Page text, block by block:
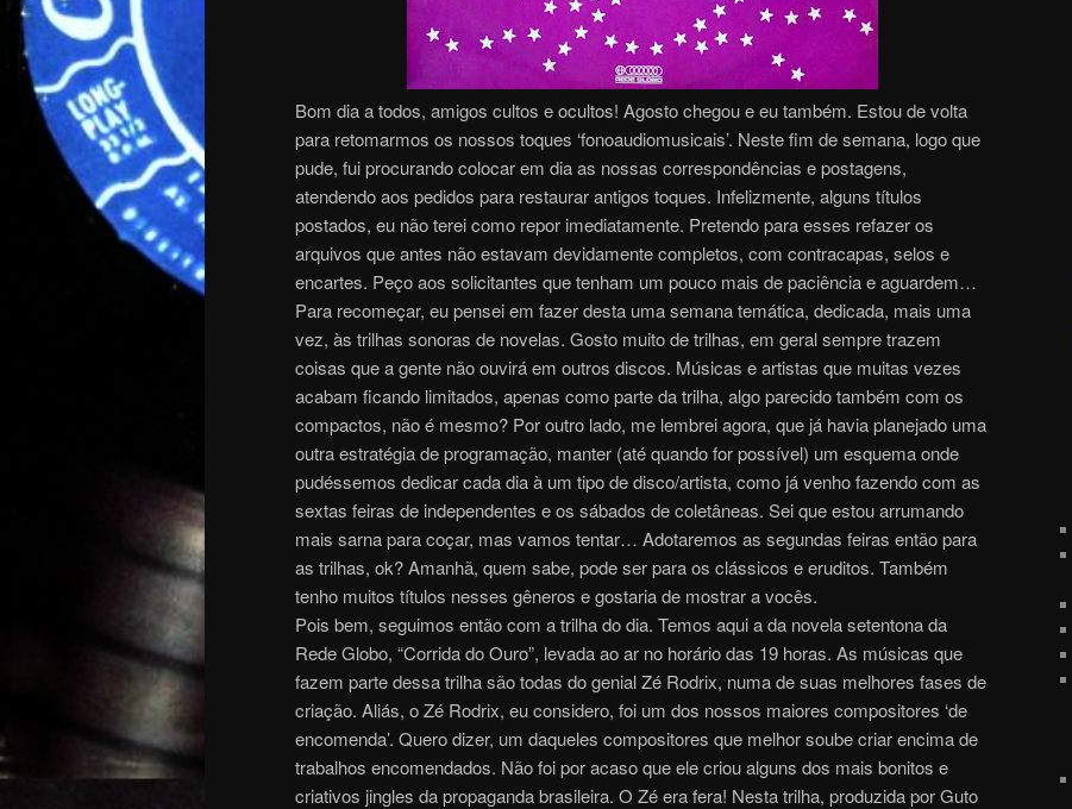
Bom dia a todos, amigos cultos e ocultos! Agosto chegou e eu também. Estou de volta
para retomarmos os nossos toques ‘fonoaudiomusicais’. Neste fim de semana, logo que
pude, fui procurando colocar em dia as nossas correspondências e postagens,
atendendo aos pedidos para restaurar antigos toques. Infelizmente, alguns títulos
postados, eu não terei como repor imediatamente. Pretendo para esses refazer os
arquivos que antes não estavam devidamente completos, com contracapas, selos e
encartes. Peço aos solicitantes que tenham um pouco mais de paciência e aguardem…
Para recomeçar, eu pensei em fazer desta uma semana temática, dedicada, mais uma
vez, às trilhas sonoras de novelas. Gosto muito de trilhas, em geral sempre trazem
coisas que a gente não ouvirá em outros discos. Músicas e artistas que muitas vezes
acabam ficando limitados, apenas como parte da trilha, algo parecido também com os
compactos, não é mesmo? Por outro lado, me lembrei agora, que já havia planejado uma
outra estratégia de programação, manter (até quando for possível) um esquema onde
pudéssemos dedicar cada dia à um tipo de disco/artista, como já venho fazendo com as
sextas feiras de independentes e os sábados de coletâneas. Sei que estou arrumando
mais sarna para coçar, mas vamos tentar… Adotaremos as segundas feiras então para
as trilhas, ok? Amanhã, quem sabe, pode ser para os clássicos e eruditos. Também
tenho muitos títulos nesses gêneros e gostaria de mostrar a vocês.
Pois bem, seguimos então com a trilha do dia. Temos aqui a da novela setentona da
Rede Globo, “Corrida do Ouro”, levada ao ar no horário das 19 horas. As músicas que
fazem parte dessa trilha são todas do genial Zé Rodrix, numa de suas melhores fases de
criação. Aliás, o Zé Rodrix, eu considero, foi um dos nossos maiores compositores ‘de
encomenda’. Quero dizer, um daqueles compositores que melhor soube criar encima de
trabalhos encomendados. Não foi por acaso que ele criou alguns dos mais bonitos e
criativos jingles da propaganda brasileira. O Zé era fera! Nesta trilha, produzida por Guto